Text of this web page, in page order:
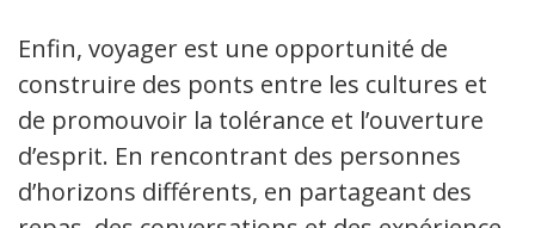
Enfin, voyager est une opportunité de
construire des ponts entre les cultures et
de promouvoir la tolérance et l’ouverture
d’esprit. En rencontrant des personnes
d’horizons différents, en partageant des